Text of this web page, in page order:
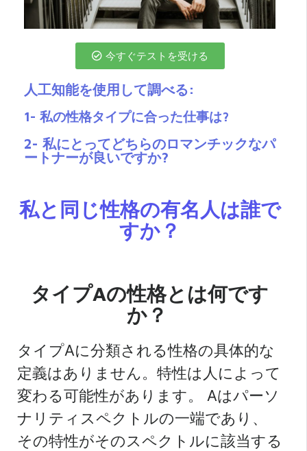
今すぐテストを受ける
人工知能を使用して調べる:
1- 私の性格タイプに合った仕事は?
2- 私にとってどちらのロマンチックなパ
ートナーが良いですか?
私と同じ性格の有名人は誰で
すか？
タイプAの性格とは何です
か？
タイプAに分類される性格の具体的な
定義はありません。特性は人によって
変わる可能性があります。 Aはパーソ
ナリティスペクトルの一端であり、
その特性がそのスペクトルに該当する